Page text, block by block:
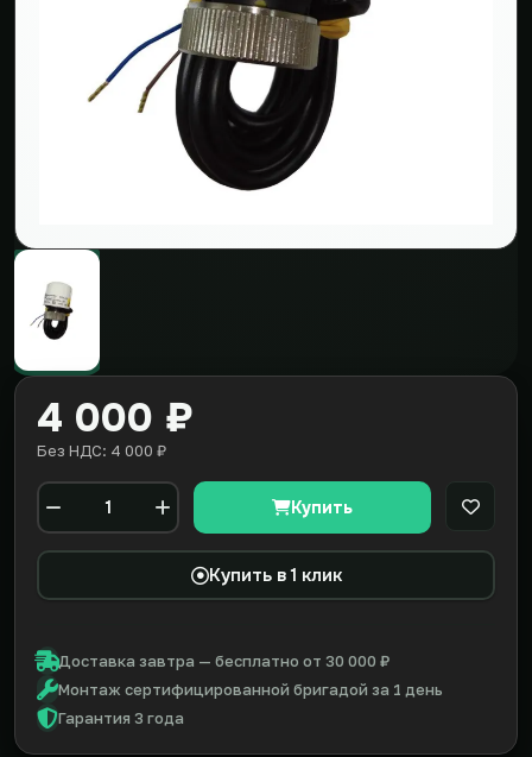
4 000 ₽
Без НДС: 4 000 ₽
Количество
Купить В
Купить в 1 клик
Доставка завтра — бесплатно от 30 000 ₽
Монтаж сертифицированной бригадой за 1 день
Гарантия 3 года